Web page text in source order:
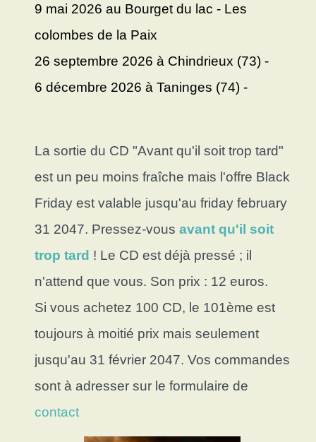
9 mai 2026 au Bourget du lac - Les
colombes de la Paix
26 septembre 2026 à Chindrieux (73) -
6 décembre 2026 à Taninges (74) -
La sortie du CD "Avant qu'il soit trop tard"
est un peu moins fraîche mais l'offre Black
Friday est valable jusqu'au friday february
31 2047. Pressez-vous avant qu'il soit
trop tard ! Le CD est déjà pressé ; il
n'attend que vous. Son prix : 12 euros.
Si vous achetez 100 CD, le 101ème est
toujours à moitié prix mais seulement
jusqu'au 31 février 2047. Vos commandes
sont à adresser sur le formulaire de
contact